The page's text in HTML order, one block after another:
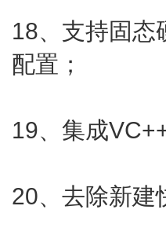
18、支持固态
配置；
19、集成
20、去除新建